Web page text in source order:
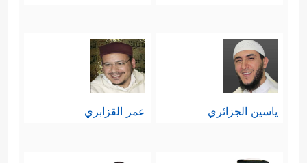
ياسين الجزائري عمر القزابري